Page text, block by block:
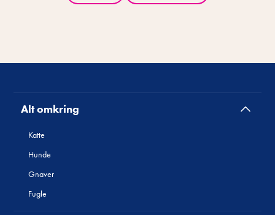
Alt omkring
Katte
Hunde
Gnaver
Fugle